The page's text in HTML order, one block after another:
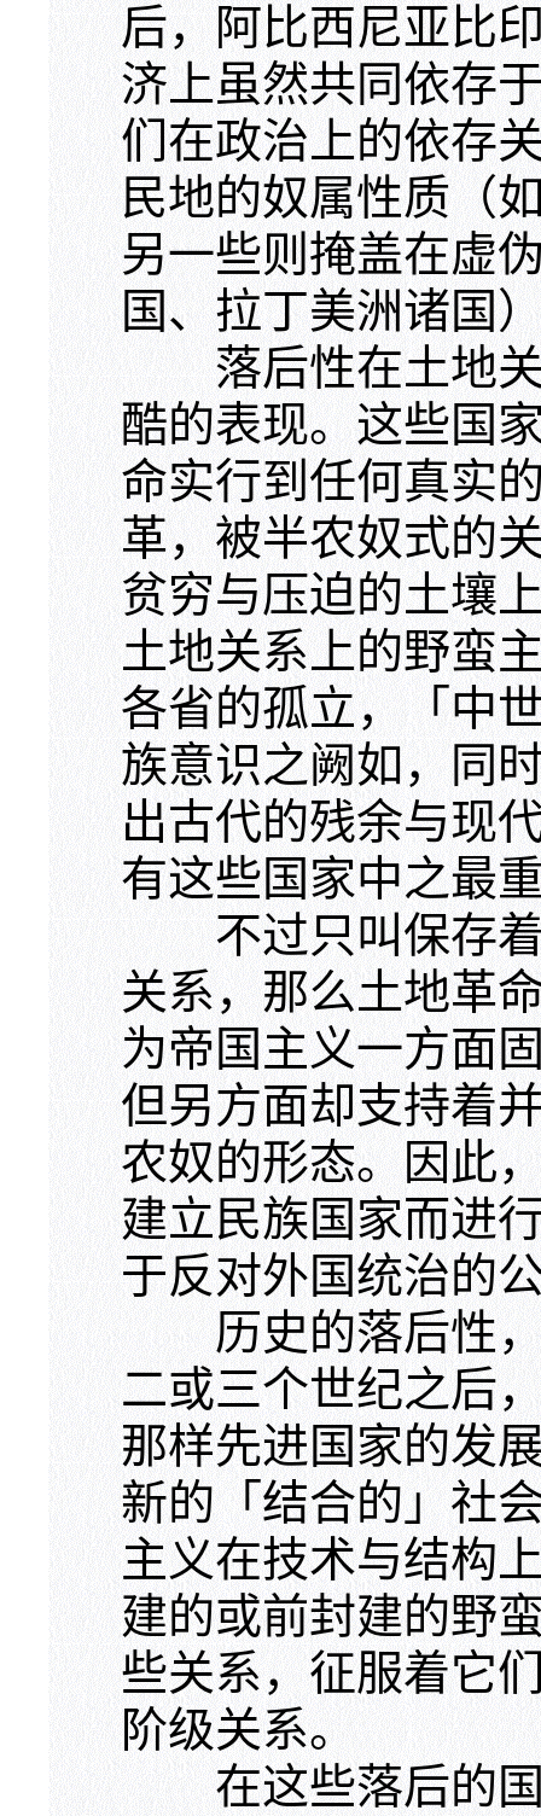
后，阿比西尼亚比
济上虽然共同依存
们在政治上的依存
民地的奴属性质（
另一些则掩盖在虚
国、拉丁美洲诸国
落后性在土地关
酷的表现。这些国
命实行到任何真实
革，被半农奴式的
贫穷与压迫的土壤
土地关系上的野蛮
各省的孤立，「中
族意识之阙如，同
出古代的残余与现
有这些国家中之最
不过只叫保存着
关系，那么土地革
为帝国主义一方面
但另方面却支持着
农奴的形态。因此
建立民族国家而进
于反对外国统治的
历史的落后性，
二或三个世纪之后
那样先进国家的发
新的「结合的」社
主义在技术与结构
建的或前封建的野
些关系，征服着它
阶级关系。
在这些落后的国